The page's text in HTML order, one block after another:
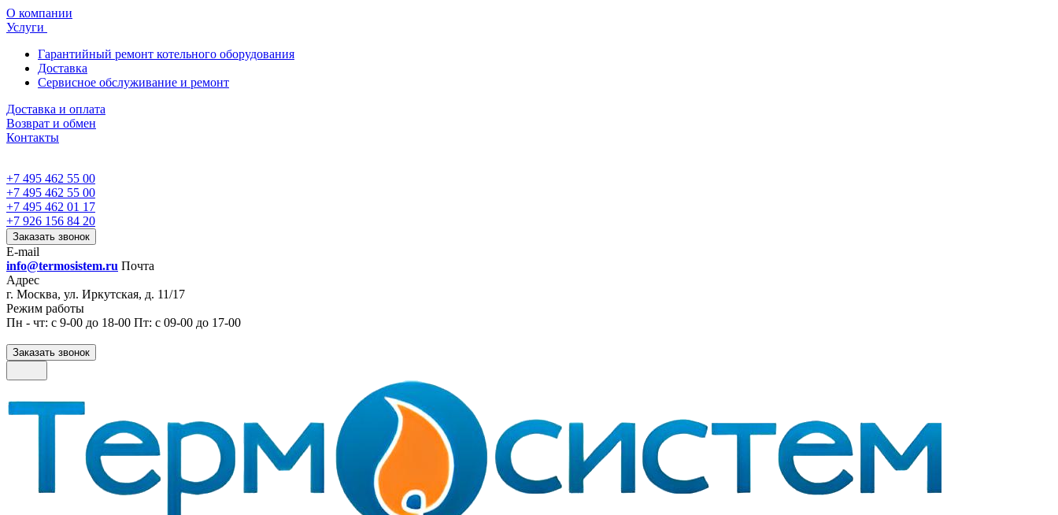
О компании
Услуги
Гарантийный ремонт котельного оборудования
Доставка
Сервисное обслуживание и ремонт
Доставка и оплата
Возврат и обмен
Контакты
+7 495 462 55 00
+7 495 462 55 00
+7 495 462 01 17
+7 926 156 84 20
Заказать звонок
E-mail
info@termosistem.ru Почта
Адрес
г. Москва, ул. Иркутская, д. 11/17
Режим работы
Пн - чт: с 9-00 до 18-00 Пт: с 09-00 до 17-00
Заказать звонок